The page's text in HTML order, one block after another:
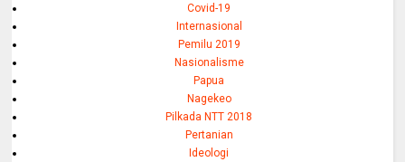
Covid-19
Internasional
Pemilu 2019
Nasionalisme
Papua
Nagekeo
Pilkada NTT 2018
Pertanian
Ideologi